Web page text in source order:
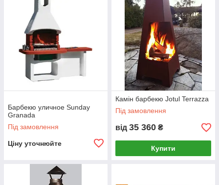
Барбекю уличное Sunday
Granada
Під замовлення
Ціну уточнюйте
Камін барбекю Jotul Terrazza
Під замовлення
від 35 360 ₴
Купити